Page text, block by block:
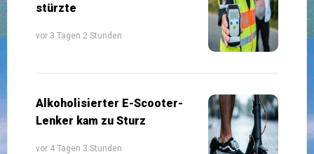
stürzte
vor 3 Tagen 2 Stunden
Alkoholisierter E-Scooter-
Lenker kam zu Sturz
vor 4 Tagen 3 Stunden